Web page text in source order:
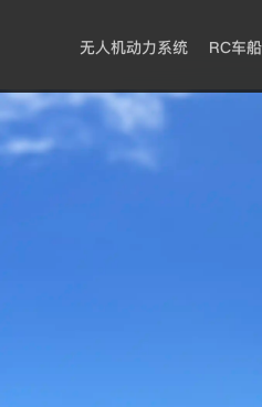
无人机动力系统 RC车